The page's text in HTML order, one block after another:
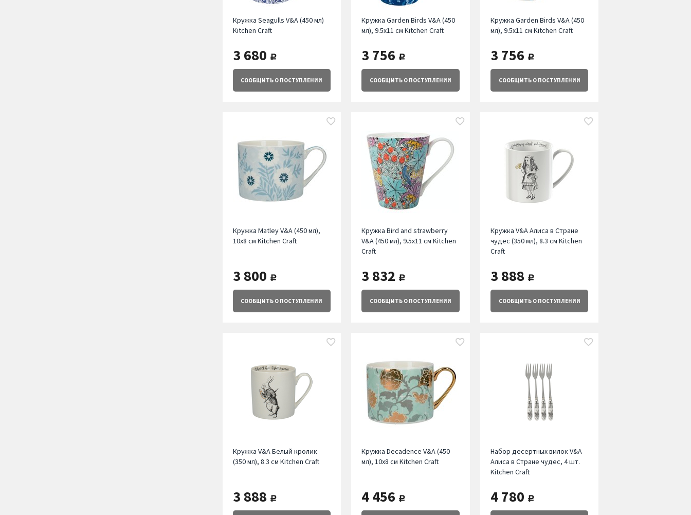
Кружка Seagulls V&A (450 мл)
Kitchen Craft
3 680 руб.
СООБЩИТЬ О ПОСТУПЛЕНИИ
Кружка Garden Birds V&A (450
мл), 9.5х11 см Kitchen Craft
3 756 руб.
СООБЩИТЬО ПОСТУПЛЕНИИ
Кружка Garden Birds V&A (450
мл), 9.5х11 см Kitchen Craft
3 756 руб.
СООБЩИТЬО ПОСТУПЛЕНИИ
Кружка Matley V&A (450 мл),
10х8 см Kitchen Craft
3 800 руб.
СООБЩИТЬ О ПОСТУПЛЕНИИ
Кружка Bird and strawberry
V&A (450 мл), 9.5х11 см Kitchen
Craft
3 832 руб.
СООБЩИТЬО ПОСТУПЛЕНИИ
Кружка V&A Алиса в Стране
чудес (350 мл), 8.3 см Kitchen
Craft
3 888 руб.
СООБЩИТЬО ПОСТУПЛЕНИИ
Кружка V&A Белый кролик
(350 мл), 8.3 см Kitchen Craft
3 888 руб.
Кружка Decadence V&A (450
мл), 10х8 см Kitchen Craft
4 456 руб.
Набор десертных вилок V&A
Алиса в Стране чудес, 4 шт.
Kitchen Craft
4 780 руб.